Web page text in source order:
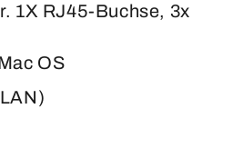
1X RJ45-Buchse, 3x
OS